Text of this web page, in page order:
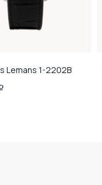
Lemans 1-2202B